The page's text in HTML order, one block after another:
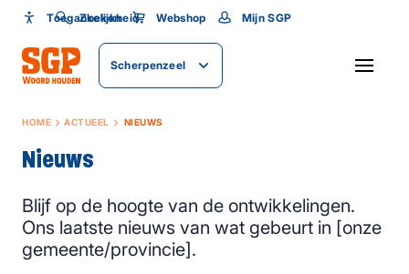
Toegankelijkheid
Toegankelijkheid
Lettergrootte
Zoeken Webshop Mijn SGP
Scherpenzeel
HOME ACTUEEL NIEUWS
Nieuws
Blijf op de hoogte van de ontwikkelingen.
Ons laatste nieuws van wat gebeurt in [onze
gemeente/provincie].